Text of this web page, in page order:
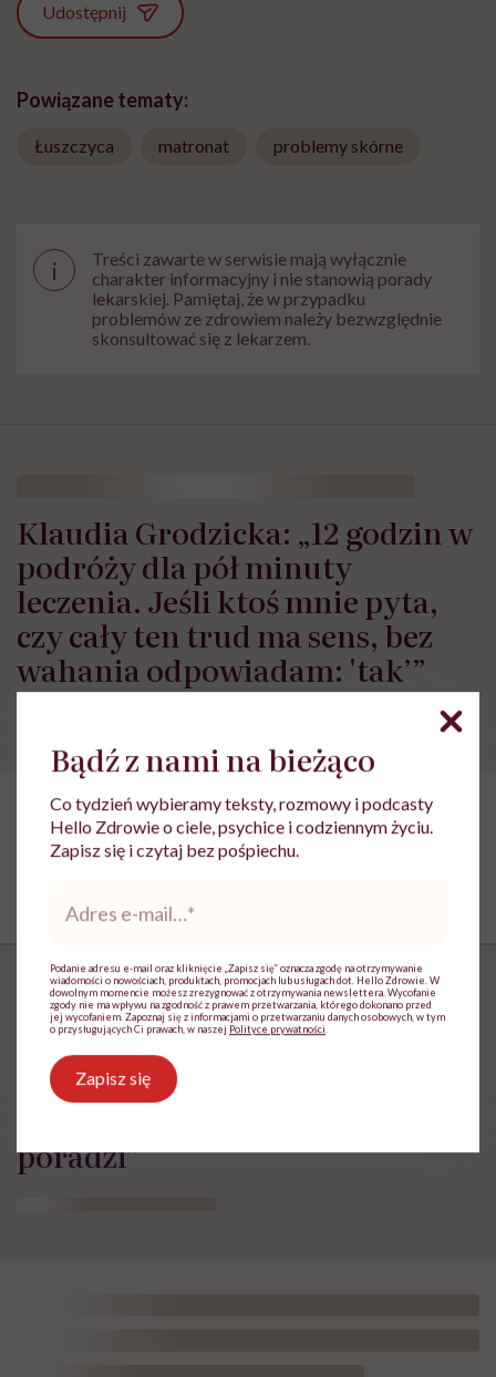
Udostępnij
Powiązane tematy:
Łuszczyca matronat problemy skórne
i
Treści zawarte w serwisie mają wyłącznie
charakter informacyjny i nie stanowią porady
lekarskiej. Pamiętaj, że w przypadku
problemów ze zdrowiem należy bezwzględnie
skonsultować się z lekarzem.
Klaudia Grodzicka: „12 godzin w
podróży dla pół minuty
leczenia. Jeśli ktoś mnie pyta,
czy cały ten trud ma sens, bez
wahania odpowiadam: 'tak’”
„Opieka skoncentrowana na
rodzinie to jest coś, bez czego
poradzi”
Bądź z nami na bieżąco
Co tydzień wybieramy teksty, rozmowy i podcasty
Hello Zdrowie o ciele, psychice i codziennym życiu.
Zapisz się i czytaj bez pośpiechu.
mail*
Podanie adresu e-mail oraz kliknięcie „Zapisz się” oznacza zgodę na otrzymywanie
wiadomości o nowościach, produktach, promocjach lub usługach dot. Hello Zdrowie. W
dowolnym momencie możesz zrezygnować z otrzymywania newslettera. Wycofanie
zgody nie ma wpływu na zgodność z prawem przetwarzania, którego dokonano przed
jej wycofaniem. Zapoznaj się z informacjami o przetwarzaniu danych osobowych, w tym
o przysługujących Ci prawach, w naszej Polityce prywatności
Zapisz się